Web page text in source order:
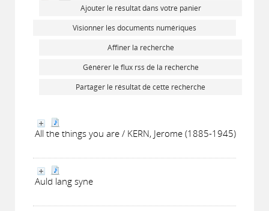
Ajouter le résultat dans votre panier
Visionner les documents numériques
Affiner la recherche
Générer le flux rss de la recherche
Partager le résultat de cette recherche
All the things you are / KERN, Jerome (1885-1945)
Auld lang syne